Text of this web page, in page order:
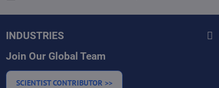
INDUSTRIES
Join Our Global Team
SCIENTIST CONTRIBUTOR >>